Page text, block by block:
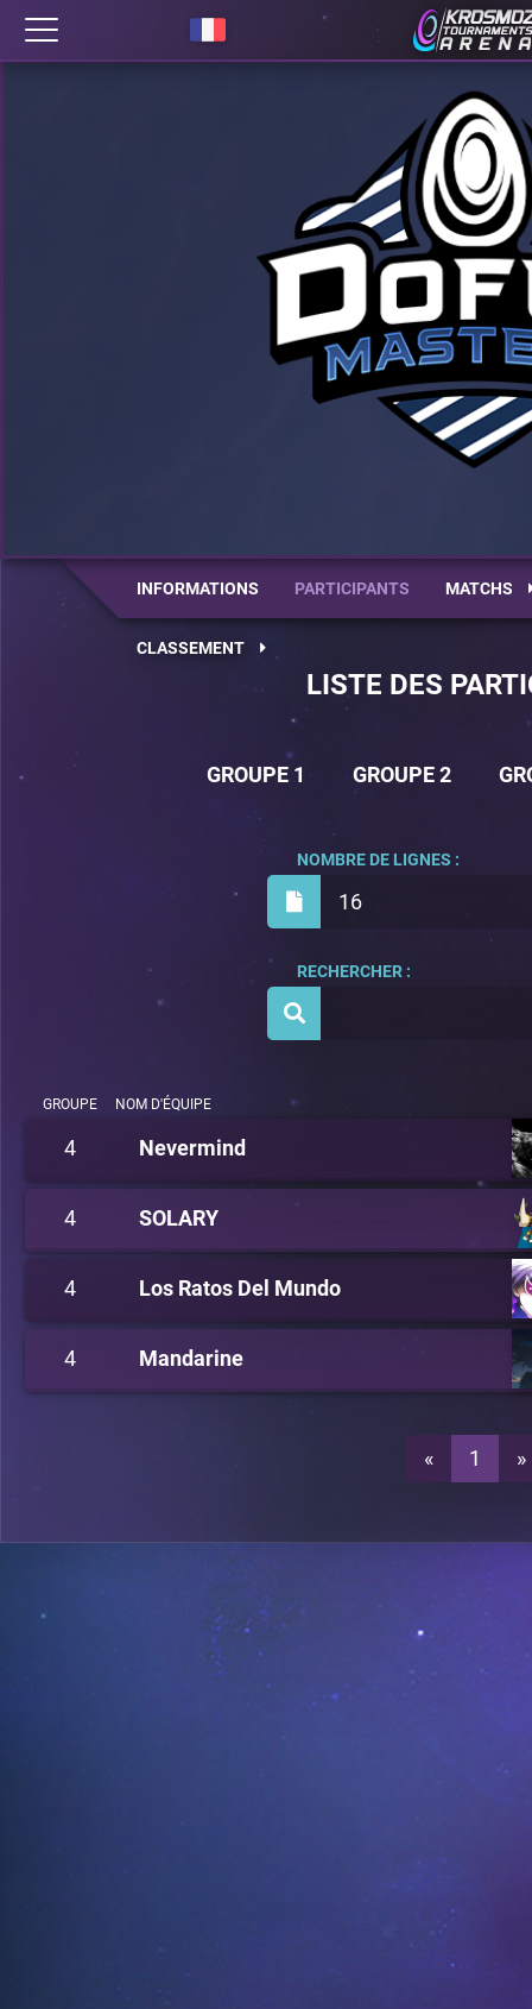
INFORMATIONS PARTICIPANTS MATCHS
CLASSEMENT
LISTE DES
GROUPE 1 GROUPE 2
16
NOMBRE DE LIGNES :
RECHERCHER :
GROUPE NOM D'ÉQUIPE
4 Nevermind
4 SOLARY
4 Los Ratos Del Mundo
4 Mandarine
« 1 »